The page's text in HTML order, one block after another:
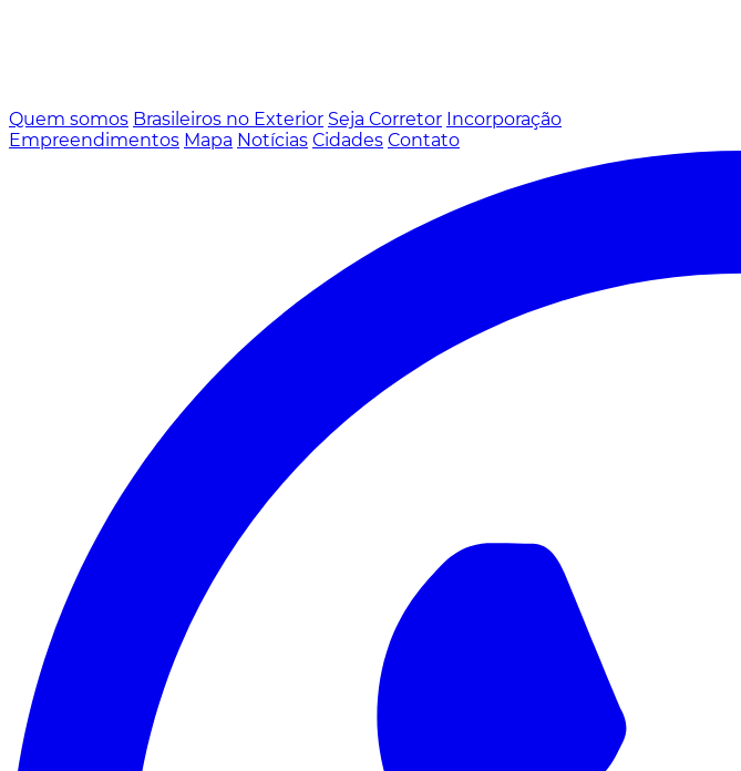
Quem somos Brasileiros no Exterior Seja Corretor Incorporação
Empreendimentos Mapa Notícias Cidades Contato